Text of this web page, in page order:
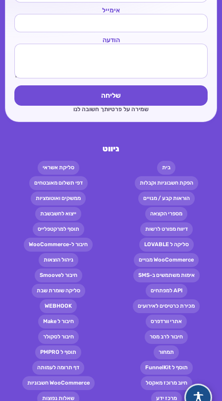
אימייל
הודעה
שליחה
שמירה על פרטיותך חשובה לנו
ניווט
בית סליקת אשראי
הפקת חשבוניות וקבלות דפי תשלום מאובטחים
הוראות קבע / מנויים ממשקים ואוטומציות
מספרי הקצאה ייצוא לחשבשבת
דיווח מפורט לרשות תוסף למרקטפלייס
סליקה ל LOVABLE חיבור ל-WooCommerce
WooCommerce מנויים ניהול הוצאות
אימות משתמשים ב-SMS חיבור לSmoove
API למפתחים סליקה שומרת שבת
מכירת כרטיסים לאירועים WEBHOOK
אתרי וורדפרס חיבור ל Make
חיבור לרב מסר חיבור לסקולר
תמחור תוסף ל PMPRO
תוסף ל FunnelKit דף תרומה לעמותה
חיוב מרוכז מאקסל WooCommerce חשבוניות
מרכז ידע שאלות נפוצות